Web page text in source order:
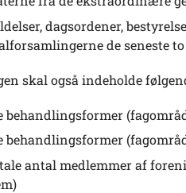
dagsordener,
de seneste to
skal også indeholde
behandlingsformer
behandlingsformer
antal medlemmer af